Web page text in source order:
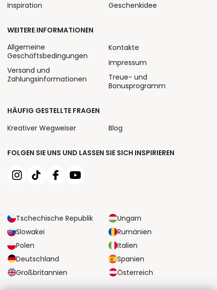
FOLGEN SIE UNS UND LASSEN SIE SICH INSPIRIEREN
Tschechische Republik
Ungarn
Slowakei
Rumänien
Polen
Italien
Deutschland
Spanien
Großbritannien
Österreich
Inspiration
Geschenkidee
WEITERE INFORMATIONEN
Allgemeine
Geschäftsbedingungen
Versand und
Zahlungsinformationen
Kontakte
Impressum
Treue- und
Bonusprogramm
HÄUFIG GESTELLTE FRAGEN
Kreativer Wegweiser
Blog